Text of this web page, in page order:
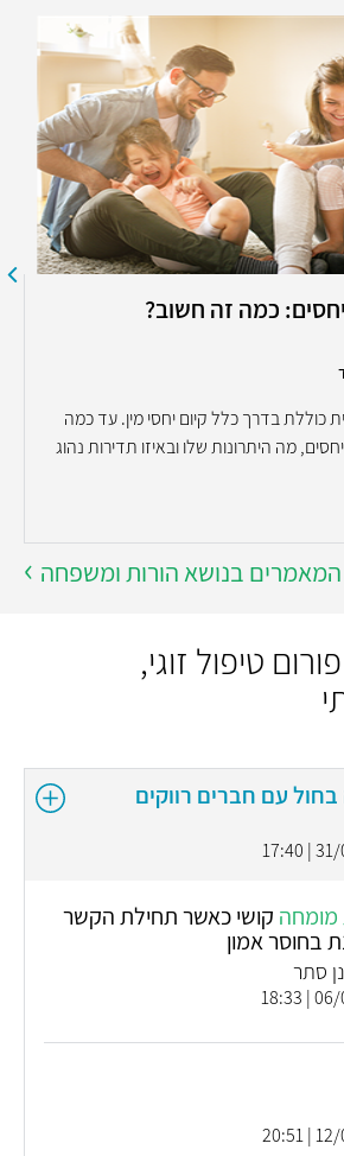
כמה זה חשוב?
כוללת בדרך כלל קיום יחסי מין. עד כמה
מה היתרונות שלו ובאיזו תדירות נהוג
בנושא הורות ומשפחה
טיפול זוגי,
עם חברים רווקים
31/
קושי כאשר תחילת הקשר
בחוסר אמון
סתר
06/
12/